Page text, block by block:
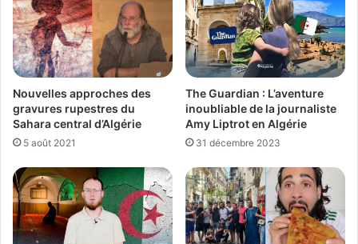
Nouvelles approches des
gravures rupestres du
Sahara central d’Algérie
5 août 2021
The Guardian : L’aventure
inoubliable de la journaliste
Amy Liptrot en Algérie
31 décembre 2023